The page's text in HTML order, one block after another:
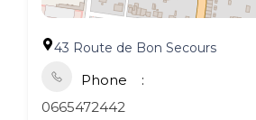
43 Route de Bon Secours
Phone
0665472442